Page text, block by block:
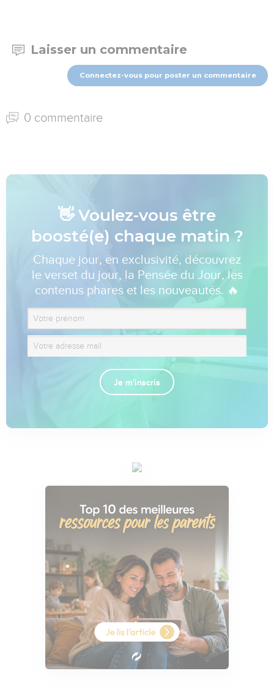
Laisser un commentaire
Connectez-vous pour poster un commentaire
0 commentaire
👋 Voulez-vous être
boosté(e) chaque matin ?
Chaque jour, en exclusivité, découvrez
le verset du jour, la Pensée du Jour, les
contenus phares et les nouveautés. 🔥
Je m'inscris